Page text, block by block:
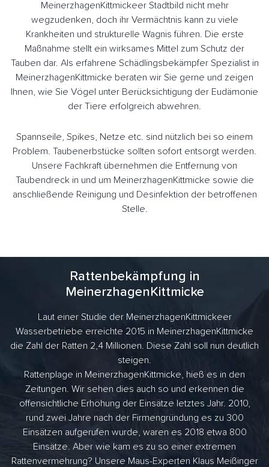
MeinerzhagenKittmickeer Stadtbild nicht mehr
wegzudenken, doch ihr Vermächtnis kann zu viele
Krankheiten und strukturelle Wagnis führen. Die erste
Maßnahme stellt ein wirksames Mittel zum Schutz der
Tauben dar. Als erfahrene Schädlingsbekämpfer Spezialist in
MeinerzhagenKittmicke beraten wir Sie gerne und zeigen
Ihnen, wie Sie Vögel unter Berücksichtigung der Eudämonie
der Tiere erfolgreich abwehren.
Spannseile, Spikes, Netze etc. sind nützlich bei so einem
Problem. Taubenerbstücke sollten sofort entsorgt werden.
Unsere Fachkraft übernehmen die Entfernung von
Taubendreck in und um MeinerzhagenKittmicke sowie die
anschließende Reinigung und Desinfektion der betroffenen
Stelle.
Rattenbekämpfung in
MeinerzhagenKittmicke
Laut einer Studie der MeinerzhagenKittmickeer
Wasserbetriebe erreichte 2015 in MeinerzhagenKittmicke
die Zahl der Ratten 2,4 Millionen. Diese Zahl soll nun deutlich
steigen.
Rattenplage in MeinerzhagenKittmicke, hieß es in den
Zeitungen. Wir sehen dies auch so und erkennen die
offensichtliche Erhöhung der Einsätze letztes Jahr. 2010,
rund zwei Jahre nach der Firmengründung es zu 300
Einsätzen aufgerufen wurde, waren es 2018 etwa 800
Einsätze. Aber wie kam es zu so einer extremen
Rattenvermehrung? Unsere Maus-Experten Klaus Meißinger